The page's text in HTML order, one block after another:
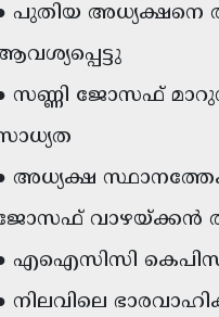
പുതിയ അധ്യക്ഷനെ
സണ്ണി ജോസഫ്
അധ്യക്ഷ
വാഴയ്ക്കൻ
എഐസിസി
നിലവിലെ